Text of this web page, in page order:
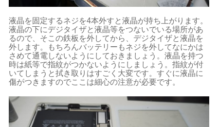
液晶を固定するネジを4本外すと液晶が持ち上がります。
液晶の下にデジタイザと液晶等をつないでいる場所があ
るので、そこの鉄板を外してから、デジタイザと液晶を
外します。もちろんバッテリーもネジを外してなにかは
さめて通電しないようにしておきましょう。液晶を持つ
時は紙等で指紋がつかないようにしましょう。指紋が付
いてしまうと拭き取りはすごく大変です。すぐに液晶に
傷がつきますのでここは細心の注意が必要です。